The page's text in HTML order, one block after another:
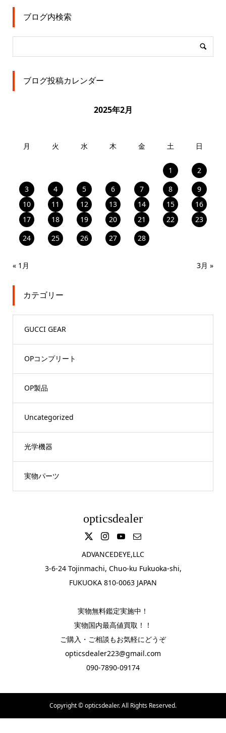
ブログ内検索
ブログ投稿カレンダー
2025年2月
月 火 水 木 金 土 日
1
2
3
4 5 6 7 8
9
10
11 12 13 14 15
16
17
18 19 20 21 22
23
24
25 26 27 28
« 1月 3月 »
カテゴリー
GUCCI GEAR
OPコンプリート
OP製品
Uncategorized
光学機器
実物パーツ
opticsdealer
ADVANCEDEYE,LLC
3-6-24 Tojinmachi, Chuo-ku Fukuoka-shi,
FUKUOKA 810-0063 JAPAN
実物無料鑑定実施中！
実物国内最高値買取！！
ご購入・ご相談もお気軽にどうぞ
opticsdealer223@gmail.com
090-7890-09174
Copyright ©opticsdealer. All Rights Reserved.